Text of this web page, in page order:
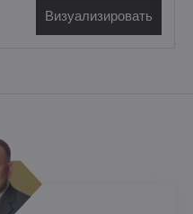
Визуализировать